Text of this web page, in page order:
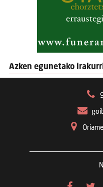
Azken egunetako